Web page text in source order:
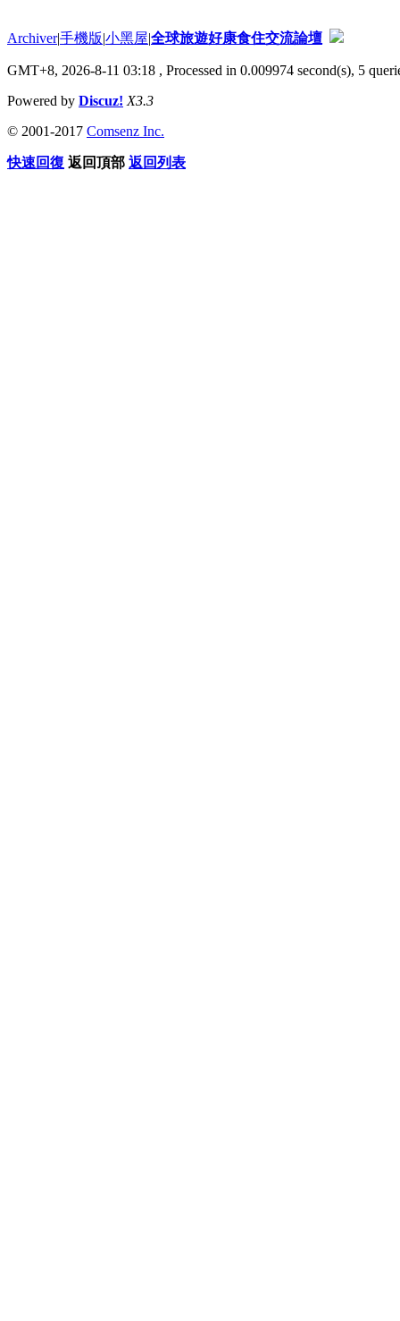
Archiver|手機版|小黑屋|全球旅遊好康食住交流論壇
GMT+8, 2026-8-11 03:18 , Processed in 0.009974 second(s), 5
Powered by Discuz! X3.3
© 2001-2017 Comsenz Inc.
快速回復 返回頂部 返回列表